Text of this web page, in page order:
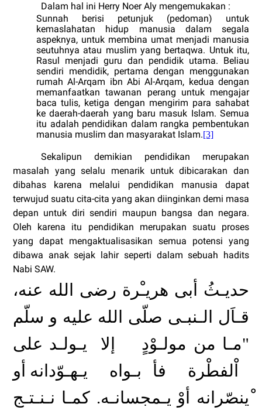
Dalam hal ini Herry Noer Aly mengemukakan :
Sunnah berisi petunjuk (pedoman) untuk
kemaslahatan hidup manusia dalam segala
aspeknya, untuk membina umat menjadi manusia
seutuhnya atau muslim yang bertaqwa. Untuk itu,
Rasul menjadi guru dan pendidik utama. Beliau
sendiri mendidik, pertama dengan menggunakan
rumah Al-Arqam ibn Abi Al-Arqam, kedua dengan
memanfaatkan tawanan perang untuk mengajar
baca tulis, ketiga dengan mengirim para sahabat
ke daerah-daerah yang baru masuk Islam. Semua
itu adalah pendidikan dalam rangka pembentukan
manusia muslim dan masyarakat Islam.[3]
Sekalipun demikian pendidikan merupakan
masalah yang selalu menarik untuk dibicarakan dan
dibahas karena melalui pendidikan manusia dapat
terwujud suatu cita-cita yang akan diinginkan demi masa
depan untuk diri sendiri maupun bangsa dan negara.
Oleh karena itu pendidikan merupakan suatu proses
yang dapat mengaktualisasikan semua potensi yang
dibawa anak sejak lahir seperti dalam sebuah hadits
Nabi SAW.
حديـثُ أبى هريـْرة رضى الله عنه،
قـاَل الـنبـى صلّى الله عليه و سلّم
"مـا من مولـوْدٍ
إلا
يـولـد على
اْلفطْرة
فأ بـواه
يـهـوّدانه أو
ْينصّرانه أوْ يـمجسانـه. كمـا نـنـتـج